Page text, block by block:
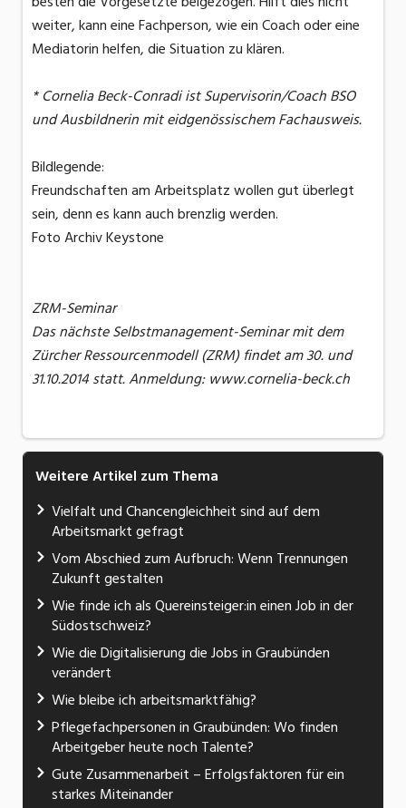
weiter, kann eine Fachperson, wie ein Coach oder eine
Mediatorin helfen, die Situation zu klären.
* Cornelia Beck-Conradi ist Supervisorin/Coach BSO
und Ausbildnerin mit eidgenössischem Fachausweis.
Bildlegende:
Freundschaften am Arbeitsplatz wollen gut überlegt
sein, denn es kann auch brenzlig werden.
Foto Archiv Keystone
ZRM-Seminar
Das nächste Selbstmanagement-Seminar mit dem
Zürcher Ressourcenmodell (ZRM) findet am 30. und
31.10.2014 statt. Anmeldung: www.cornelia-beck.ch
Weitere Artikel zum Thema
Vielfalt und Chancengleichheit sind auf dem
Arbeitsmarkt gefragt
Vom Abschied zum Aufbruch: Wenn Trennungen
Zukunft gestalten
Wie finde ich als Quereinsteiger:in einen Job in der
Südostschweiz?
Wie die Digitalisierung die Jobs in Graubünden
verändert
Wie bleibe ich arbeitsmarktfähig?
Pflegefachpersonen in Graubünden: Wo finden
Arbeitgeber heute noch Talente?
Gute Zusammenarbeit – Erfolgsfaktoren für ein
starkes Miteinander